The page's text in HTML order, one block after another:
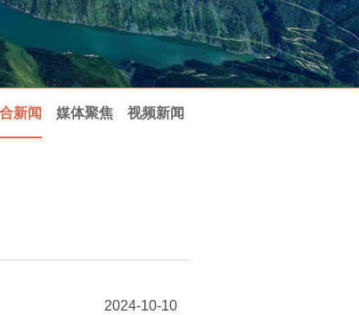
新闻 媒体聚焦 视频新闻
2024-10-10